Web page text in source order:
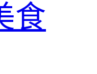
食